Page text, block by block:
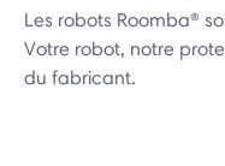
Les robots Roomba®
Votre robot, notre
du fabricant.